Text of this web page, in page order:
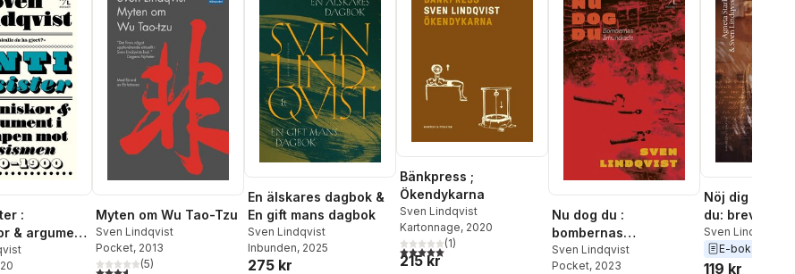
:
& argument
1900
Myten om Wu Tao-Tzu
Sven Lindqvist
Pocket, 2013
3,6utav 5 stjärnor. Totalt antal röster:
(5)
En älskares dagbok &
En gift mans dagbok
Sven Lindqvist
Inbunden, 2025
275 kr
Bänkpress ;
Ökendykarna
Sven Lindqvist
Kartonnage, 2020
5,0utav 5 stjärnor. Totalt antal röster:
(1)
215 kr
Nu dog du :
bombernas
århundrade
Sven Lindqvist
Pocket, 2023
Nöj dig
du: brev om
samhälle och
1978-1986
Sven Lindqvist
StarkE-bok
119 kr